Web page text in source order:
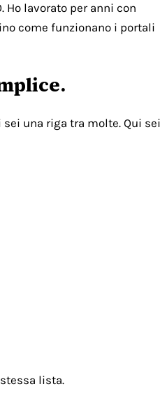
Ho lavorato per anni con
come funzionano i portali
una riga tra molte. Qui sei
lista.